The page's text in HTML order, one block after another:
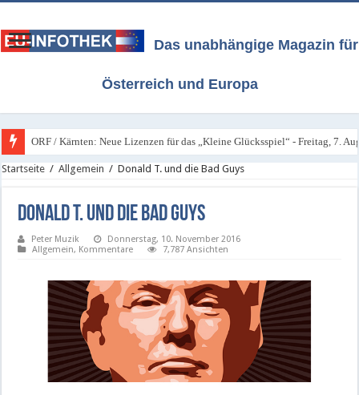
Das unabhängige Magazin für
Österreich und Europa
ORF / Kärnten: Neue Lizenzen für das „Kleine Glücksspiel“ - Freitag, 7.
Startseite / Allgemein / Donald T. und die Bad Guys
Donald T. und die Bad Guys
Peter Muzik
Donnerstag, 10. November 2016
Allgemein, Kommentare 7,787 Ansichten